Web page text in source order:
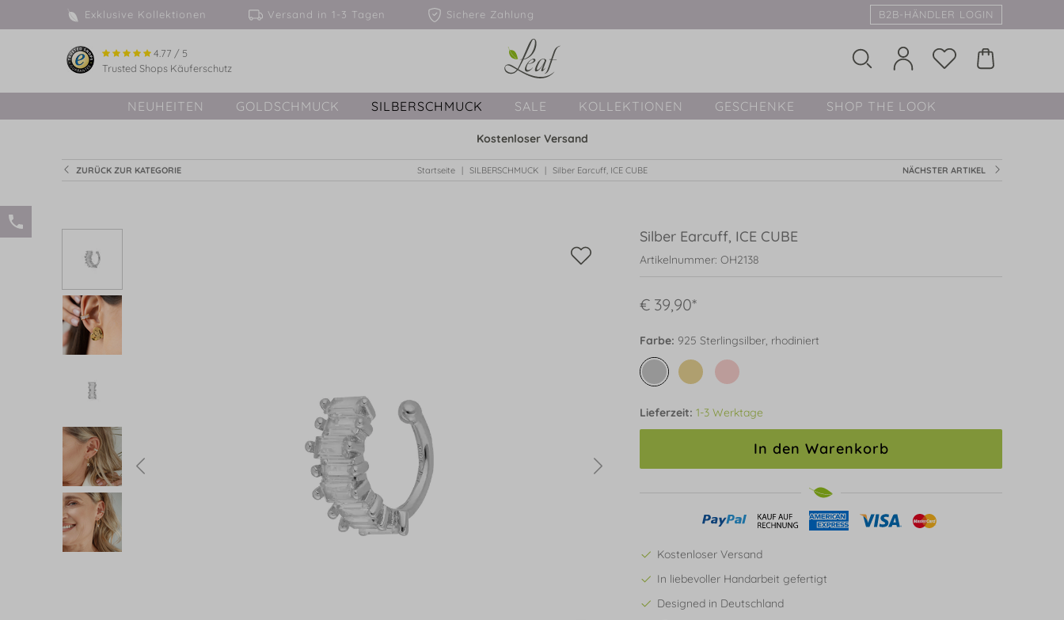
Exklusive Kollektionen Versand in 1-3 Tagen Sichere Zahlung B2B-HÄNDLER LOGIN
4.77 / 5
Trusted Shops Käuferschutz
NEUHEITEN GOLDSCHMUCK SILBERSCHMUCK SALE KOLLEKTIONEN GESCHENKE SHOP THE LOOK
Kostenloser Versand
ZURÜCK ZUR KATEGORIE Startseite SILBERSCHMUCK Silber Earcuff, ICE CUBE NÄCHSTER ARTIKEL
Silber Earcuff, ICE CUBE
Artikelnummer: OH2138
€ 39,90*
Farbe: 925 Sterlingsilber, rhodiniert
Lieferzeit: 1-3 Werktage
In den Warenkorb
Kostenloser Versand
In liebevoller Handarbeit gefertigt
Designed in Deutschland